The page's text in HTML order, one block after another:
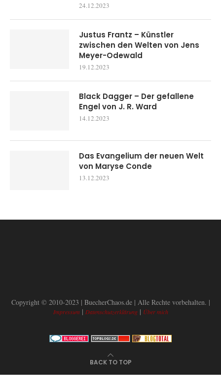
24.12.2023
Justus Frantz – Künstler
zwischen den Welten von Jens
Meyer-Odewald
19.12.2023
Black Dagger – Der gefallene
Engel von J. R. Ward
14.12.2023
Das Evangelium der neuen Welt
von Maryse Conde
13.12.2023
Copyright © 2010-2023 | BuecherChaos.de | Alle Rechte vorbehalten. |
Impressum | Datenschutzerklärung| Über mich
BACK TO TOP